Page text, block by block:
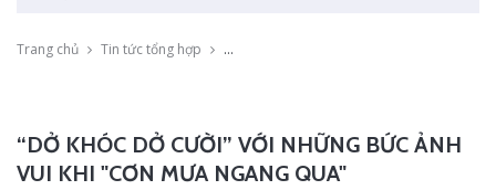
Trang chủ Tin tức tổng hợp “Dở khóc dở cười” với những bức ảnh vui
“DỞ KHÓC DỞ CƯỜI” VỚI NHỮNG BỨC ẢNH
VUI KHI "CƠN MƯA NGANG QUA"